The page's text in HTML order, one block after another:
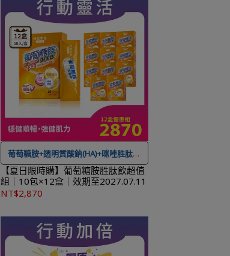
葡萄糖胺+透明質酸鈉(HA)+咪唑胜肽，
爆發行動續航力
★可宅配到府&超商取貨，全館滿 NT$
1,500 免運費，另有離島7-11超取服務
★ 登入會員訂購，管理訂單更方便，還
累積紅利點數，一點抵一元
到貨時間參考：訂購完成後，下個工
【夏日限時購】葡萄糖胺胜肽飲超值
組｜10包×12盒｜效期至2027.07.11
NT$2,870